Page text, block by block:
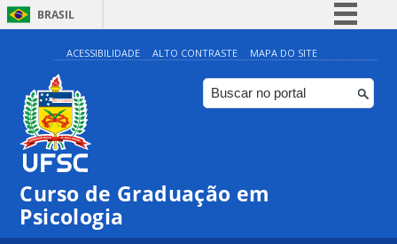
BRASIL
Simplifique!
Comunica BR
Participe
Canais
ACESSIBILIDADE ALTO CONTRASTE MAPA DO SITE
Curso de Graduação em
Psicologia